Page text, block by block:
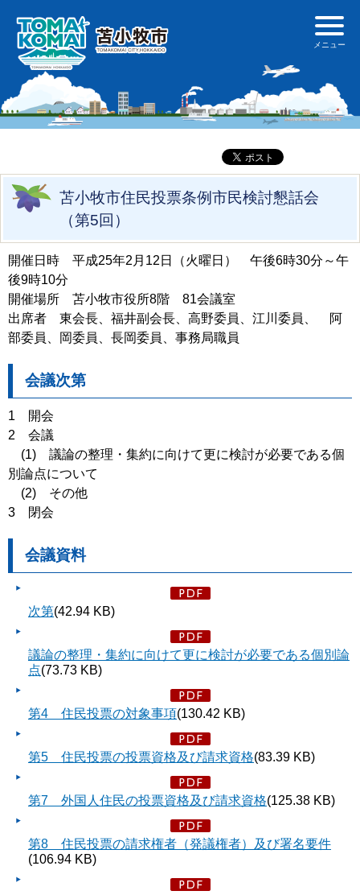
苫小牧市住民投票条例市民検討懇話会
（第5回）
開催日時 平成25年2月12日（火曜日） 午後6時30分～午
後9時10分
開催場所 苫小牧市役所8階 81会議室
出席者 東会長、福井副会長、高野委員、江川委員、 阿
部委員、岡委員、長岡委員、事務局職員
会議次第
1 開会
2 会議
(1) 議論の整理・集約に向けて更に検討が必要である個
別論点について
(2) その他
3 閉会
会議資料
次第(42.94 KB)
議論の整理・集約に向けて更に検討が必要である個別論
点(73.73 KB)
第4 住民投票の対象事項(130.42 KB)
第5 住民投票の投票資格及び請求資格(83.39 KB)
第7 外国人住民の投票資格及び請求資格(125.38 KB)
第8 住民投票の請求権者（発議権者）及び署名要件
(106.94 KB)